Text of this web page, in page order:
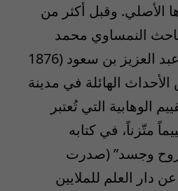
الأصلي. وقبل أكثر من
النمساوي محمد
أسد، صديق الملك عبد العزيز بن سعود (1876
الأحداث الهائلة في مدينة
الوهابية التي تُعتبر
متّزناً، في كتابه
روح وجسد” (صدرت
دار العلم للملايين